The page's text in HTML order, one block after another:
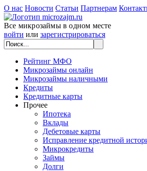
О нас Новости Статьи Партнерам
Все микрозаймы в одном месте
войти или зарегистрироваться
Рейтинг МФО
Микрозаймы онлайн
Микрозаймы наличными
Кредиты
Кредитные карты
Прочее
Ипотека
Вклады
Дебетовые карты
Исправление кредитной
Микрокредиты
Займы
Долги